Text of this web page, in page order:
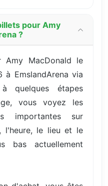
pour Amy
?
Amy MacDonald le
à EmslandArena via
quelques étapes
vous voyez les
importantes sur
l'heure, le lieu et le
actuellement